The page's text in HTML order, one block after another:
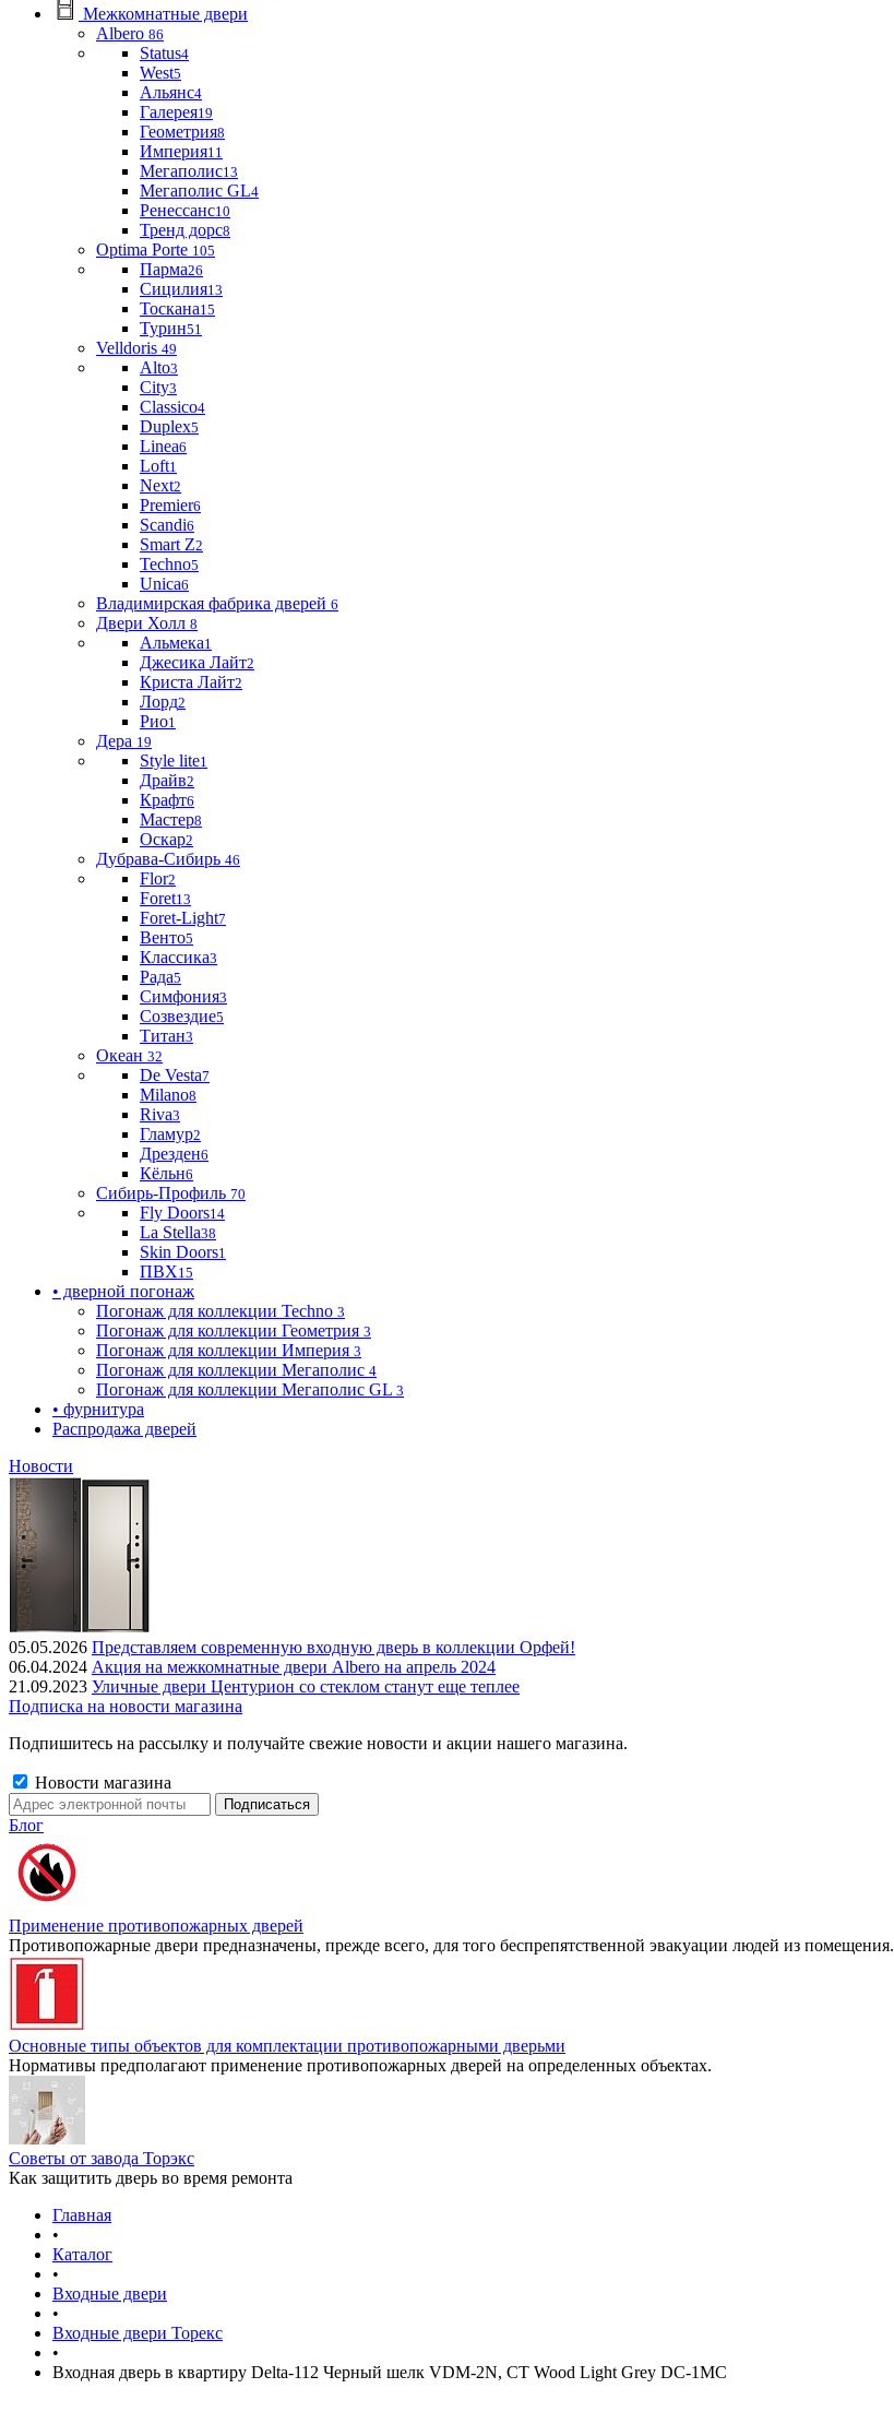
Межкомнатные двери
Albero 86
Status4
West5
Альянс4
Галерея19
Геометрия8
Империя11
Мегаполис13
Мегаполис GL4
Ренессанс10
Тренд дорс8
Optima Porte 105
Парма26
Сицилия13
Тоскана15
Турин51
Velldoris 49
Alto3
City3
Classico4
Duplex5
Linea6
Loft1
Next2
Premier6
Scandi6
Smart Z2
Techno5
Unica6
Владимирская фабрика дверей 6
Двери Холл 8
Альмека1
Джесика Лайт2
Криста Лайт2
Лорд2
Рио1
Дера 19
Style lite1
Драйв2
Крафт6
Мастер8
Оскар2
Дубрава-Сибирь 46
Flor2
Foret13
Foret-Light7
Венто5
Классика3
Рада5
Симфония3
Созвездие5
Титан3
Океан 32
De Vesta7
Milano8
Riva3
Гламур2
Дрезден6
Кёльн6
Сибирь-Профиль 70
Fly Doors14
La Stella38
Skin Doors1
ПВХ15
• дверной погонаж
Погонаж для коллекции Techno 3
Погонаж для коллекции Геометрия 3
Погонаж для коллекции Империя 3
Погонаж для коллекции Мегаполис 4
Погонаж для коллекции Мегаполис GL 3
• фурнитура
Распродажа дверей
Новости
05.05.2026 Представляем современную входную дверь в коллекции Орфей!
06.04.2024 Акция на межкомнатные двери Albero на апрель 2024
21.09.2023 Уличные двери Центурион со стеклом станут еще теплее
Подписка на новости магазина
Подпишитесь на рассылку и получайте свежие новости и акции нашего магазина.
Новости магазина
Блог
Применение противопожарных дверей
Противопожарные двери предназначены, прежде всего, для того беспрепятственной эвакуации людей из помещения.
Основные типы объектов для комплектации противопожарными дверьми
Нормативы предполагают применение противопожарных дверей на определенных объектах.
Советы от завода Торэкс
Как защитить дверь во время ремонта
Главная
•
Каталог
•
Входные двери
•
Входные двери Торекс
•
Входная дверь в квартиру Delta-112 Черный шелк VDM-2N, CT Wood Light Grey DC-1MC